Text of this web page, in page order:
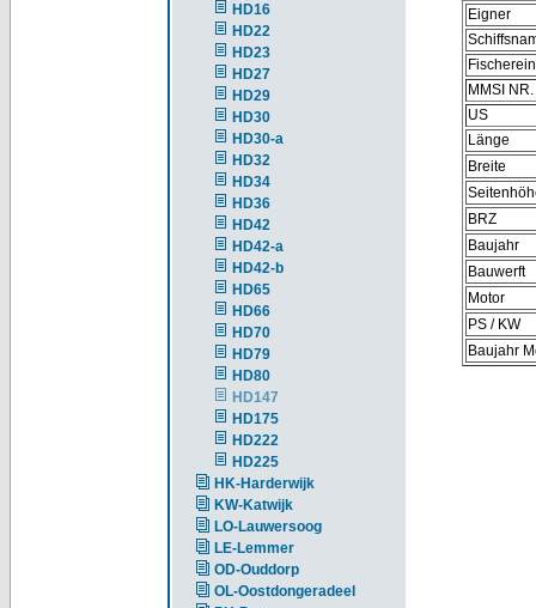
HD16
HD22
HD23
HD27
HD29
HD30
HD30-a
HD32
HD34
HD36
HD42
HD42-a
HD42-b
HD65
HD66
HD70
HD79
HD80
HD147
HD175
HD222
HD225
HK-Harderwijk
KW-Katwijk
LO-Lauwersoog
LE-Lemmer
OD-Ouddorp
OL-Oostdongeradeel
Eigner
MMSI NR.
US
Länge
Breite
BRZ
Baujahr
Bauwerft
Motor
PS / KW
Baujahr